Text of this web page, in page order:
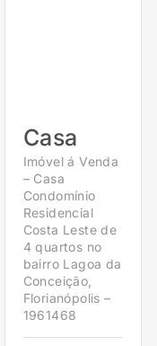
Casa
Imóvel á Venda
– Casa
Condomínio
Residencial
Costa Leste de
4 quartos no
bairro Lagoa da
Conceição,
Florianópolis –
1961468